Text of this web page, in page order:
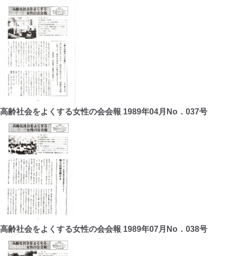
高齢社会をよくする女性の会会報 1989年04月No．037号
高齢社会をよくする女性の会会報 1989年07月No．038号